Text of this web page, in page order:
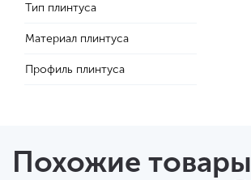
Тип плинтуса
Материал плинтуса
Профиль плинтуса
Похожие товары